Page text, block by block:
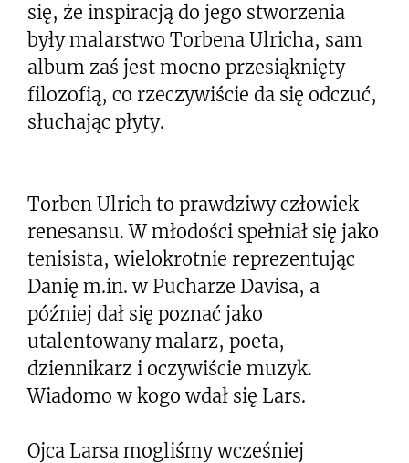
się, że inspiracją do jego stworzenia
były malarstwo Torbena Ulricha, sam
album zaś jest mocno przesiąknięty
filozofią, co rzeczywiście da się odczuć,
słuchając płyty.
Torben Ulrich to prawdziwy człowiek
renesansu. W młodości spełniał się jako
tenisista, wielokrotnie reprezentując
Danię m.in. w Pucharze Davisa, a
później dał się poznać jako
utalentowany malarz, poeta,
dziennikarz i oczywiście muzyk.
Wiadomo w kogo wdał się Lars.
Ojca Larsa mogliśmy wcześniej